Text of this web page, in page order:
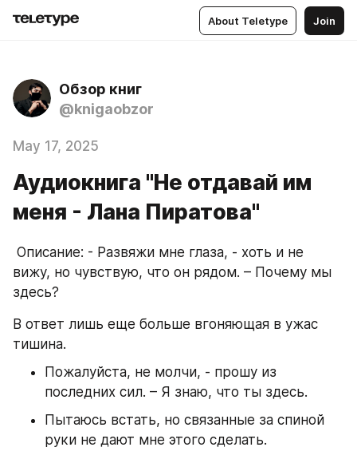
About Teletype Join
Обзор книг
@knigaobzor
May 17, 2025
Аудиокнига "Не отдавай им
меня - Лана Пиратова"
вижу, но чувствую, что он рядом. – Почему мы
здесь?
В ответ лишь еще больше вгоняющая в ужас
тишина.
Пожалуйста, не молчи, - прошу из
последних сил. – Я знаю, что ты здесь.
Пытаюсь встать, но связанные за спиной
руки не дают мне этого сделать.